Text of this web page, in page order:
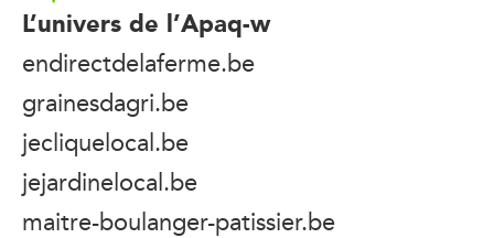
L’univers de l’Apaq-w
endirectdelaferme.be
grainesdagri.be
jecliquelocal.be
jejardinelocal.be
maitre-boulanger-patissier.be